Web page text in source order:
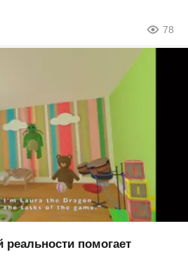
78
реальности помогает